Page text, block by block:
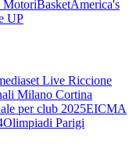
BasketAmerica's
UP
Live Riccione
Milano Cortina
per club 2025EICMA
Olimpiadi Parigi